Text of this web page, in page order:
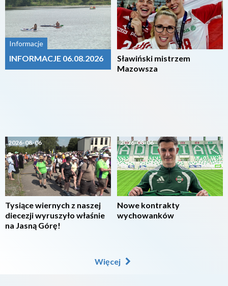
Informacje
INFORMACJE 06.08.2026
2026-08-06
Tysiące wiernych z naszej
diecezji wyruszyło właśnie
na Jasną Górę!
Sławiński mistrzem
Mazowsza
2026-08-06
Nowe kontrakty
wychowanków
Więcej